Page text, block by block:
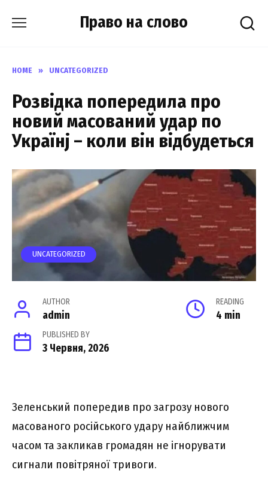
Право на слово
HOME » UNCATEGORIZED
Розвідка попередила про
новий масований удар по
Українj – коли він відбудеться
UNCATEGORIZED
AUTHOR
admin
READING
4 min
PUBLISHED BY
3 Червня, 2026
Зеленський попередив про загрозу нового
масованого російського удару найближчим
часом та закликав громадян не ігнорувати
сигнали повітряної тривоги.